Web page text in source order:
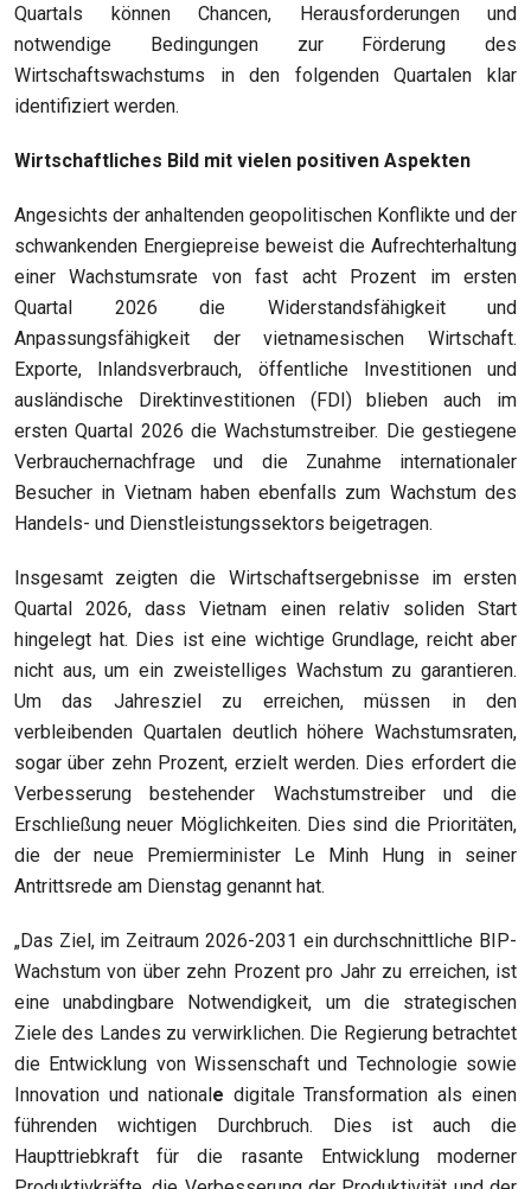
Quartals können Chancen, Herausforderungen und
notwendige Bedingungen zur Förderung des
Wirtschaftswachstums in den folgenden Quartalen klar
identifiziert werden.
Wirtschaftliches Bild mit vielen positiven Aspekten
Angesichts der anhaltenden geopolitischen Konflikte und der
schwankenden Energiepreise beweist die Aufrechterhaltung
einer Wachstumsrate von fast acht Prozent im ersten
Quartal 2026 die Widerstandsfähigkeit und
Anpassungsfähigkeit der vietnamesischen Wirtschaft.
Exporte, Inlandsverbrauch, öffentliche Investitionen und
ausländische Direktinvestitionen (FDI) blieben auch im
ersten Quartal 2026 die Wachstumstreiber. Die gestiegene
Verbrauchernachfrage und die Zunahme internationaler
Besucher in Vietnam haben ebenfalls zum Wachstum des
Handels- und Dienstleistungssektors beigetragen.
Insgesamt zeigten die Wirtschaftsergebnisse im ersten
Quartal 2026, dass Vietnam einen relativ soliden Start
hingelegt hat. Dies ist eine wichtige Grundlage, reicht aber
nicht aus, um ein zweistelliges Wachstum zu garantieren.
Um das Jahresziel zu erreichen, müssen in den
verbleibenden Quartalen deutlich höhere Wachstumsraten,
sogar über zehn Prozent, erzielt werden. Dies erfordert die
Verbesserung bestehender Wachstumstreiber unddie
Erschließung neuer Möglichkeiten. Dies sind die Prioritäten,
die der neue Premierminister Le Minh Hung in seiner
Antrittsrede am Dienstag genannt hat.
„Das Ziel, im Zeitraum 2026-2031 eindurchschnittliche BIP-
Wachstum von über zehn Prozentpro Jahr zu erreichen, ist
eineunabdingbare Notwendigkeit, um die strategischen
Ziele des Landes zu verwirklichen. Die Regierung betrachtet
die Entwicklung von Wissenschaftund Technologie sowie
Innovation und nationale digitale Transformation als einen
führenden wichtigen Durchbruch. Dies ist auch die
Haupttriebkraft für die rasante Entwicklung moderner